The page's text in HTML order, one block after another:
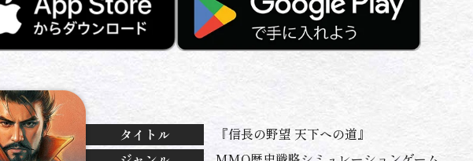
タイトル
『信長の野望 天下への道』